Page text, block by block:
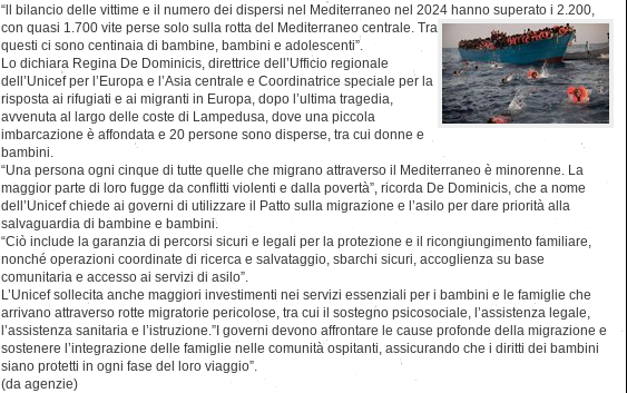
“ll bilancio delle vittime e il numero dei dispersi nel Mediterraneo nel 2024 hanno superato i 2.200,
con quasi 1.700 vite perse solo sulla rotta del Mediterraneo centrale. Tra
questi ci sono centinaia di bambine, bambini e adolescenti”.
Lo dichiara Regina De Dominicis, direttrice dell’Ufficio regionale
dell’Unicef per l’Europa e l’Asia centrale e Coordinatrice speciale per la
risposta ai rifugiati e ai migranti in Europa, dopo l’ultima tragedia,
avvenuta al largo delle coste di Lampedusa, dove una piccola
imbarcazione è affondata e 20 persone sono disperse, tra cui donne e
bambini.
“Una persona ogni cinque di tutte quelle che migrano attraverso il Mediterraneo è minorenne. La
maggior parte di loro fugge da conflitti violenti e dalla povertà”, ricorda De Dominicis, che a nome
dell’Unicef chiede ai governi di utilizzare il Patto sulla migrazione e l’asilo per dare priorità alla
salvaguardia di bambine e bambini.
“Ciò include la garanzia di percorsi sicuri e legali per la protezione e il ricongiungimento familiare,
nonché operazioni coordinate di ricerca e salvataggio, sbarchi sicuri, accoglienza su base
comunitaria e accesso ai servizi di asilo”.
L’Unicef sollecita anche maggiori investimenti nei servizi essenziali per i bambini e le famiglie che
arrivano attraverso rotte migratorie pericolose, tra cui il sostegno psicosociale, l’assistenza legale,
l’assistenza sanitaria e l’istruzione.”I governi devono affrontare le cause profonde della migrazione e
sostenere l’integrazione delle famiglie nelle comunità ospitanti, assicurando che i diritti dei bambini
siano protetti in ogni fase del loro viaggio”.
(da agenzie)